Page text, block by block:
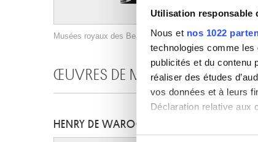
Utilisation responsable
Nous et nos 1022
technologies comme
publicités et du contenu
réaliser des études
vos données et à leurs
Déclaration relative aux
Si vous le permettez,
Musées royaux des Beaux-Arts de Belgique, Bruxelles /
ŒUVRES DE MÊME AUTEUR
HENRY DE WAROQUIER